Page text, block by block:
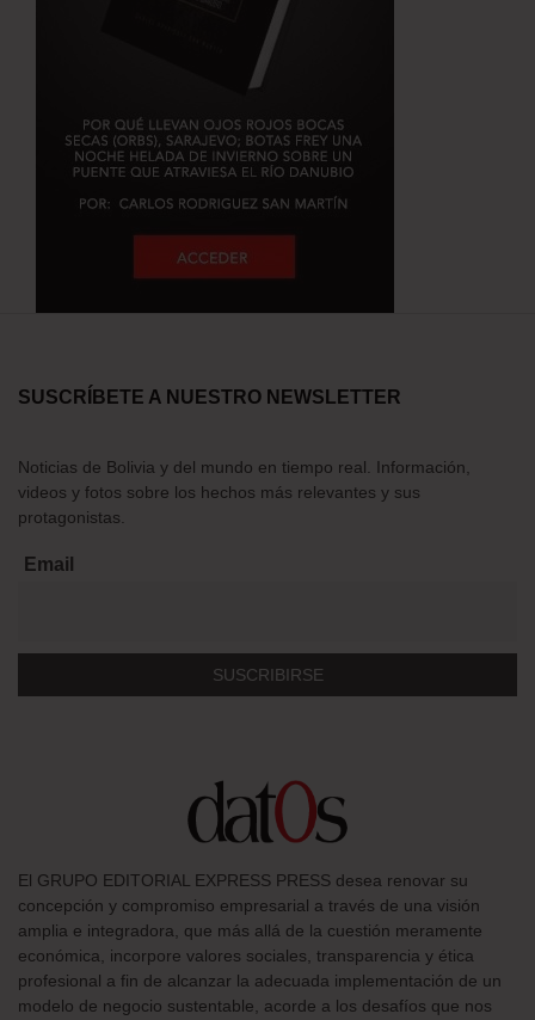
SUSCRÍBETE A NUESTRO NEWSLETTER
Noticias de Bolivia y del mundo en tiempo real. Información,
videos y fotos sobre los hechos más relevantes y sus
protagonistas.
Email
El GRUPO EDITORIAL EXPRESS PRESS desea renovar su
concepción y compromiso empresarial a través de una visión
amplia e integradora, que más allá de la cuestión meramente
económica, incorpore valores sociales, transparencia y ética
profesional a fin de alcanzar la adecuada implementación de un
modelo de negocio sustentable, acorde a los desafíos que nos